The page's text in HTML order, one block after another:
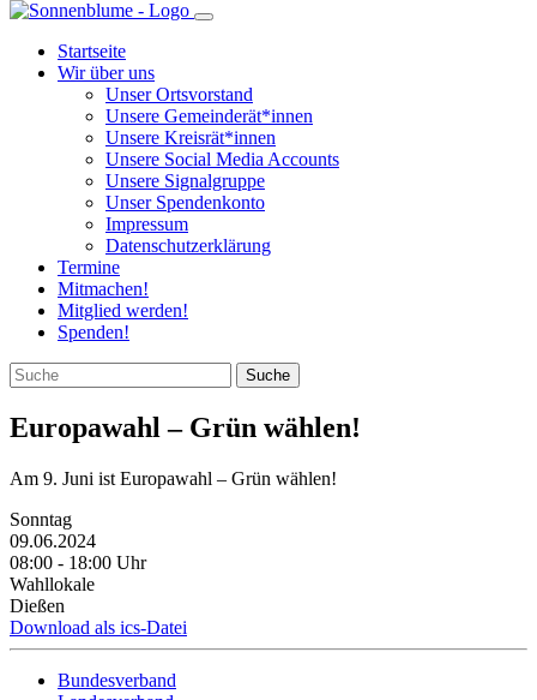
Startseite
Wir über uns
Unser Ortsvorstand
Unsere Gemeinderät*innen
Unsere Kreisrät*innen
Unsere Social Media Accounts
Unsere Signalgruppe
Unser Spendenkonto
Impressum
Datenschutzerklärung
Termine
Mitmachen!
Mitglied werden!
Spenden!
Europawahl – Grün wählen!
Am 9. Juni ist Europawahl – Grün wählen!
Sonntag
09.06.2024
08:00 ‐ 18:00 Uhr
Wahllokale
Dießen
Download als ics-Datei
Bundesverband